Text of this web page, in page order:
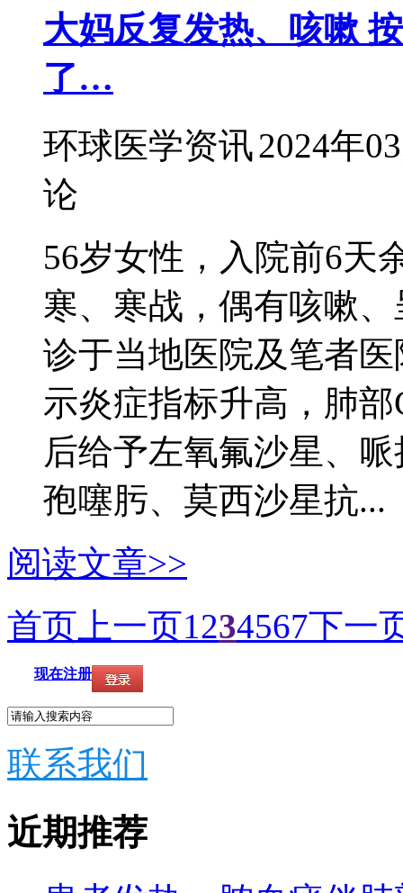
大妈反复发热、咳嗽
了…
环球医学资讯2024年
论
56岁女性，入院前6天
寒、寒战，偶有咳嗽
诊于当地医院及笔者
示炎症指标升高，肺
后给予左氧氟沙星、
孢噻肟、莫西沙星抗...
阅读文章>>
首页 上一页1234567下一
现在注册
联系我们
近期推荐